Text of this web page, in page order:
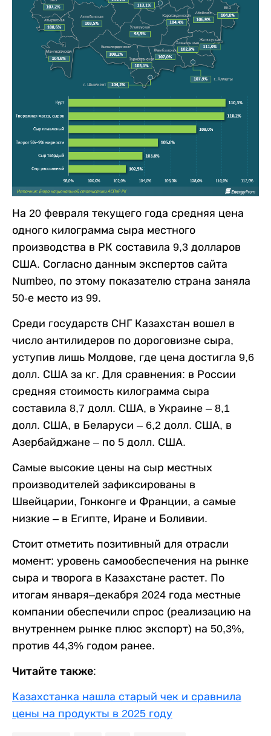
На 20 февраля текущего года средняя цена
одного килограмма сыра местного
производства в РК составила 9,3 долларов
США. Согласно данным экспертов сайта
Numbeo, по этому показателю страна заняла
50-е место из 99.
Среди государств СНГ Казахстан вошел в
число антилидеров по дороговизне сыра,
уступив лишь Молдове, где цена достигла 9,6
долл. США за кг. Для сравнения: в России
средняя стоимость килограмма сыра
составила 8,7 долл. США, в Украине – 8,1
долл. США, в Беларуси – 6,2 долл. США, в
Азербайджане – по 5 долл. США.
Самые высокие цены на сыр местных
производителей зафиксированы в
Швейцарии, Гонконге и Франции, а самые
низкие – в Египте, Иране и Боливии.
Стоит отметить позитивный для отрасли
момент: уровень самообеспечения на рынке
сыра и творога в Казахстане растет. По
итогам января–декабря 2024 года местные
компании обеспечили спрос (реализацию на
внутреннем рынке плюс экспорт) на 50,3%,
против 44,3% годом ранее.
Читайте также:
Казахстанка нашла старый чек и сравнила
цены на продукты в 2025 году